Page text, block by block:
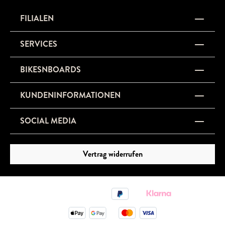
FILIALEN
SERVICES
BIKESNBOARDS
KUNDENINFORMATIONEN
SOCIAL MEDIA
Vertrag widerrufen